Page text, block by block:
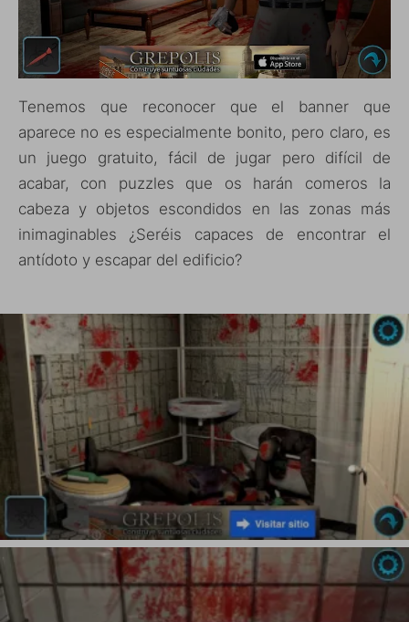
Tenemos que reconocer que el banner que
aparece no es especialmente bonito, pero claro, es
un juego gratuito, fácil de jugar pero difícil de
acabar, con puzzles que os harán comeros la
cabeza y objetos escondidos en las zonas más
inimaginables ¿Seréis capaces de encontrar el
antídoto y escapar del edificio?